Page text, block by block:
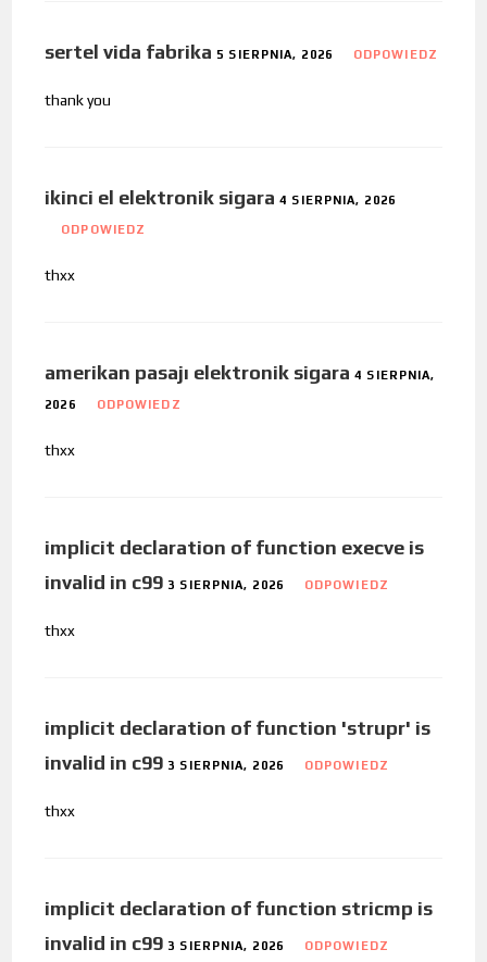
sertel vida fabrika 5 SIERPNIA, 2026 ODPOWIEDZ
thank you
ikinci el elektronik sigara 4 SIERPNIA, 2026
ODPOWIEDZ
thxx
amerikan pasajı elektronik sigara 4 SIERPNIA,
2026 ODPOWIEDZ
thxx
implicit declaration of function execve is
invalid in c99 3 SIERPNIA, 2026 ODPOWIEDZ
thxx
implicit declaration of function 'strupr' is
invalid in c99 3 SIERPNIA, 2026 ODPOWIEDZ
thxx
implicit declaration of function stricmp is
invalid in c99 3 SIERPNIA, 2026 ODPOWIEDZ